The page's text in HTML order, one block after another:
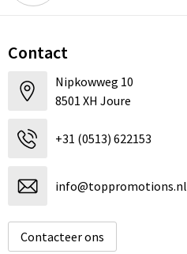
Contact
Nipkowweg 10
8501 XH Joure
+31 (0513) 622153
info@toppromotions.nl
Contacteer ons